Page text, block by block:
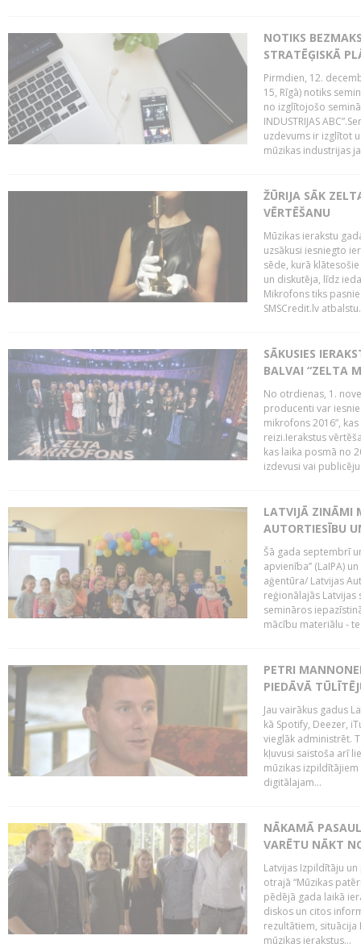
NOTIKS
STRATĒĢISKĀ
Pirmdien, 12.
15, Rīgā) notiks
no izglītojošo
INDUSTRIJAS
uzdevums ir izglītot
mūzikas industrijas
ŽŪRIJA SĀK
VĒRTĒŠANU
Mūzikas ierakstu
uzsākusi iesniegto
sēde, kurā
un diskutēja, līdz
Mikrofons tiks
SMSCredit.lv
SĀKUSIES
BALVAI “ZELTA
No otrdienas, 1.
producenti var
mikrofons 2016”,
reizi.Ierakstus
kas laika posmā no
izdevusi vai
LATVIJĀ ZINĀMI
AUTORTIESĪBU
Šā gada septembrī
apvienība” (LaIPA)
aģentūra/ Latvijas
reģionālajās
semināros
mācību materiālu -
PETRI
PIEDĀVĀ
Jau vairākus gadus
kā Spotify, Deezer,
vieglāk administrēt.
kļuvusi saistoša arī
mūzikas
digitālajam...
NĀKAMĀ
VARĒTU NĀKT
Latvijas Izpildītāju
otrajā “Mūzikas
pēdējā gada laikā
diskos un citos
rezultātiem, situācija
mūzikas ierakstus...